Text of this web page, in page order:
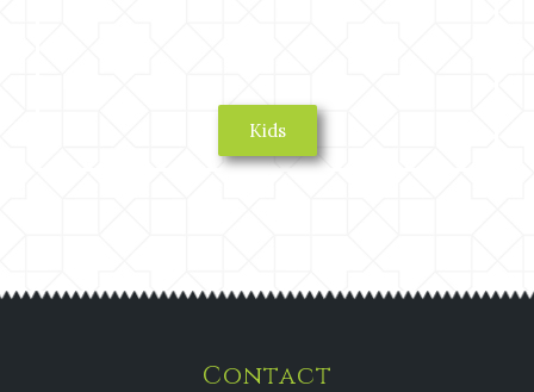
Kids
Contact